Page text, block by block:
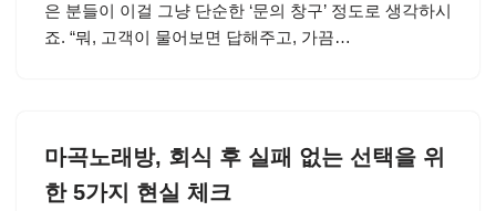
은 분들이 이걸 그냥 단순한 ‘문의 창구’ 정도로 생각하시
죠. “뭐, 고객이 물어보면 답해주고, 가끔…
마곡노래방, 회식 후 실패 없는 선택을 위
한 5가지 현실 체크